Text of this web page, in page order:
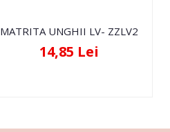
MATRITA UNGHII LV- ZZLV2
14,85 Lei